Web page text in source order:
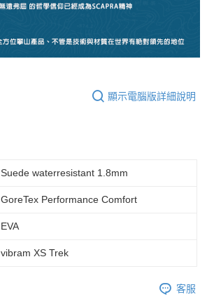
顯示電腦版詳細說明
Suede waterresistant 1.8mm
GoreTex Performance Comfort
EVA
vibram XS Trek
客服